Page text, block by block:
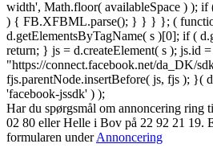
width', Math.floor( availableSpace ) );
) { FB.XFBML.parse(); } } } }; (
d.getElementsByTagName( s )[0]; if (
return; } js = d.createElement( s ); js.id
"https://connect.facebook.net/da_DK/
fjs.parentNode.insertBefore( js, fjs ); }(
'facebook-jssdk' ) );
Har du spørgsmål om annoncering ring
02 80 ‬eller Helle i Bov på 22 92 21 19‬.
formularen underAnnoncering